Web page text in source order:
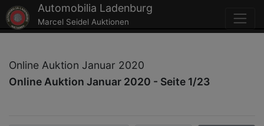
Automobilia Ladenburg
Marcel Seidel Auktionen
Online Auktion Januar 2020
Online Auktion Januar 2020 - Seite 1/23